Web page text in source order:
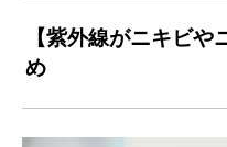
【紫外線がニキビや
め